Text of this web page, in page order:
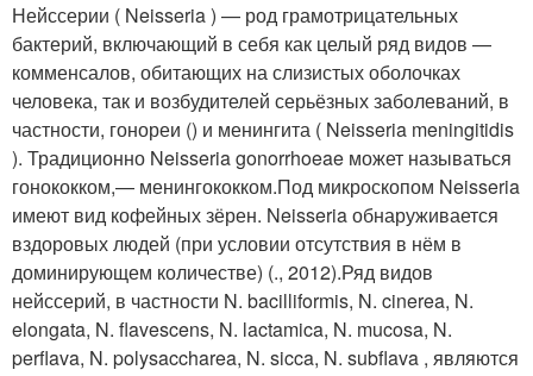
Нейссерии ( Neisseria ) — род грамотрицательных
бактерий, включающий в себя как целый ряд видов —
комменсалов, обитающих на слизистых оболочках
человека, так и возбудителей серьёзных заболеваний, в
частности, гонореи () и менингита ( Neisseria meningitidis
). Традиционно Neisseria gonorrhoeae может называться
гонококком,— менингококком.Под микроскопом Neisseria
имеют вид кофейных зёрен. Neisseria обнаруживается
вздоровых людей (при условии отсутствия в нём в
доминирующем количестве) (., 2012).Ряд видов
нейссерий, в частности N. bacilliformis, N. cinerea, N.
elongata, N. flavescens, N. lactamica, N. mucosa, N.
perflava, N. polysaccharea, N. sicca, N. subflava , являются